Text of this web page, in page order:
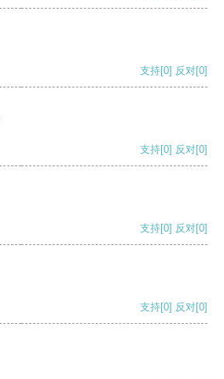
支持[0] 反对[0]
支持[0] 反对[0]
支持[0] 反对[0]
支持[0] 反对[0]